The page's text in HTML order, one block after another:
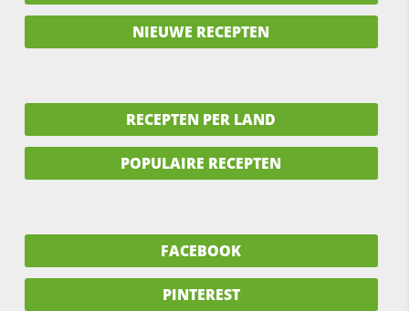
NIEUWE RECEPTEN
RECEPTEN PER LAND
POPULAIRE RECEPTEN
FACEBOOK
PINTEREST